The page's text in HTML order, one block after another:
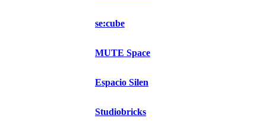
se:cube
MUTE Space
Espacio Silen
Studiobricks